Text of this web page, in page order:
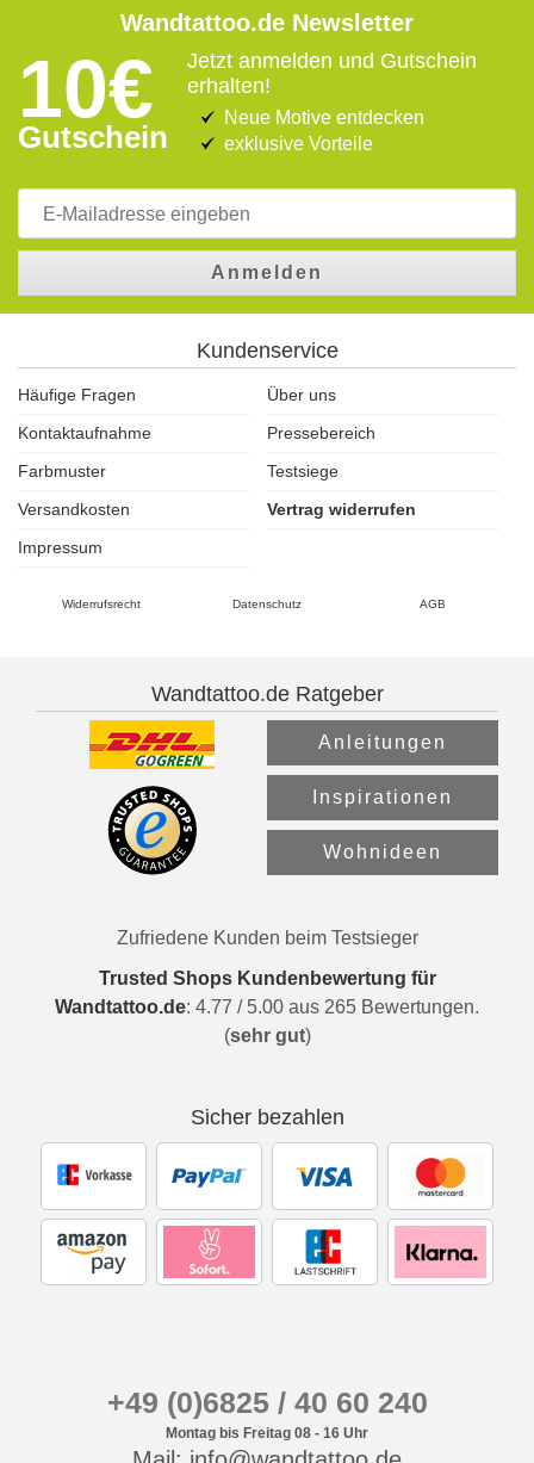
Wandtattoo.de Newsletter
10€
Gutschein
Jetzt anmelden und Gutschein
erhalten!
Neue Motive entdecken
exklusive Vorteile
Anmelden
Kundenservice
Häufige Fragen
Über uns
Kontaktaufnahme
Pressebereich
Farbmuster
Testsiege
Versandkosten
Vertrag widerrufen
Impressum
Widerrufsrecht Datenschutz AGB
Wandtattoo.de Ratgeber
Anleitungen
Inspirationen
Wohnideen
Zufriedene Kunden beim Testsieger
Trusted Shops Kundenbewertung für
Wandtattoo.de: 4.77 / 5.00 aus 265 Bewertungen.
(sehr gut)
Sicher bezahlen
+49 (0)6825 / 40 60 240
Montag bis Freitag 08 - 16 Uhr